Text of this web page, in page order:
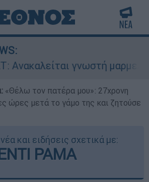
μαρμελάδα - Κίνδυνος
«Θέλω τον πατέρα μου»: 27χρονη
ώρες μετά το γάμο της και ζητούσε
και ειδήσεις σχετικά με:
ΡΑΜΑ